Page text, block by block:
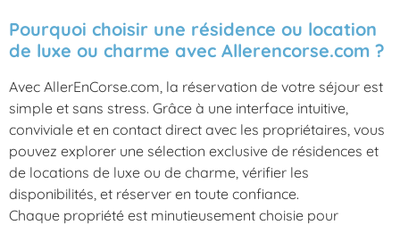
Pourquoi choisir une résidence ou location
de luxe ou charme avec Allerencorse.com ?
Avec AllerEnCorse.com, la réservation de votre séjour est
simple et sans stress. Grâce à une interface intuitive,
conviviale et en contact direct avec les propriétaires, vous
pouvez explorer une sélection exclusive de résidences et
de locations de luxe ou de charme, vérifier les
disponibilités, et réserver en toute confiance.
Chaque propriété est minutieusement choisie pour